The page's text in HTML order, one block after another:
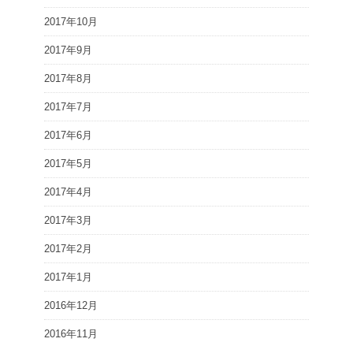
2017年10月
2017年9月
2017年8月
2017年7月
2017年6月
2017年5月
2017年4月
2017年3月
2017年2月
2017年1月
2016年12月
2016年11月